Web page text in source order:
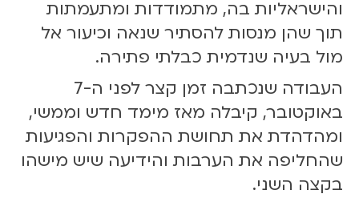
והישראליות בה, מתמודדות ומתעמתות
תוך שהן מנסות להסתיר שנאה וכיעור אל
מול בעיה שנדמית כבלתי פתירה.
העבודה שנכתבה זמן קצר לפני ה-7
באוקטובר, קיבלה מאז מימד חדש וממשי,
ומהדהדת את תחושת ההפקרות והפגיעות
שהחליפה את הערבות והידיעה שיש מישהו
בקצה השני.